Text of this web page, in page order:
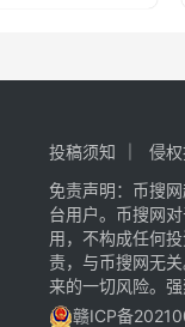
投稿须知 侵
免责声明：币搜
台用户。币搜网
用，不构成任何
责，与币搜网无
来的一切风险。
赣ICP备